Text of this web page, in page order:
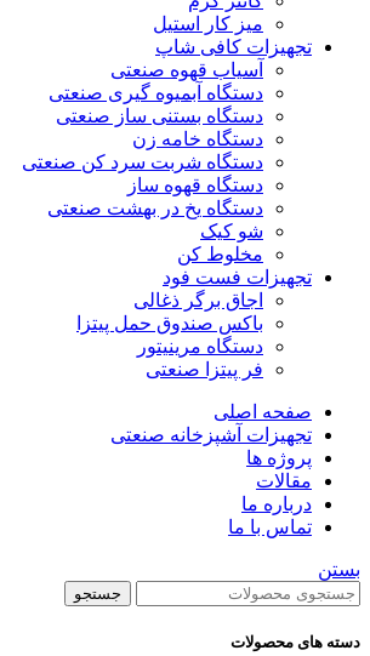
میز کار استیل
تجهیزات کافی شاپ
آسیاب قهوه صنعتی
دستگاه آبمیوه گیری صنعتی
دستگاه بستنی ساز صنعتی
دستگاه خامه زن
دستگاه شربت سرد کن صنعتی
دستگاه قهوه ساز
دستگاه یخ در بهشت صنعتی
شو کیک
مخلوط کن
تجهیزات فست فود
اجاق برگر ذغالی
باکس صندوق حمل پیتزا
دستگاه مرینیتور
فر پیتزا صنعتی
صفحه اصلی
تجهیزات آشپزخانه صنعتی
پروژه ها
مقالات
درباره ما
تماس با ما
بستن
جستجو
دسته های محصولات